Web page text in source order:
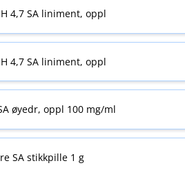
4,7 SA liniment, oppl
4,7 SA liniment, oppl
øyedr, oppl 100 mg/ml
SA stikkpille 1 g